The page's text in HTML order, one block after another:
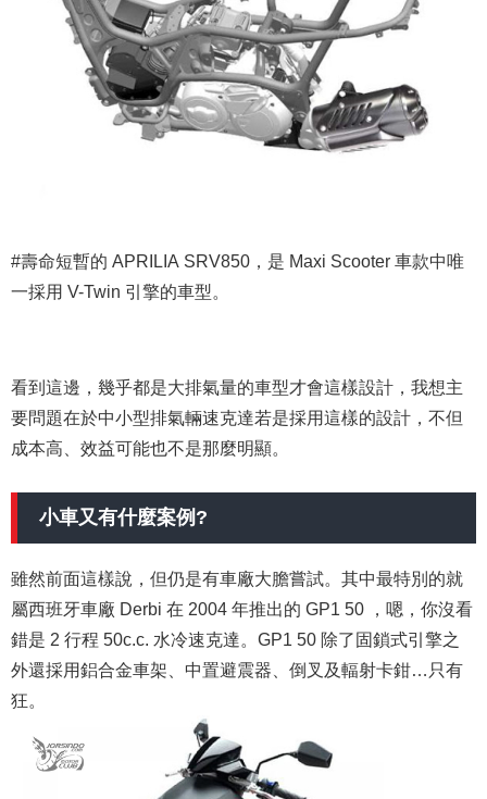
#壽命短暫的 APRILIA SRV850，是 Maxi Scooter 車款中唯
一採用 V-Twin 引擎的車型。
看到這邊，幾乎都是大排氣量的車型才會這樣設計，我想主
要問題在於中小型排氣輛速克達若是採用這樣的設計，不但
成本高、效益可能也不是那麼明顯。
小車又有什麼案例?
雖然前面這樣說，但仍是有車廠大膽嘗試。其中最特別的就
屬西班牙車廠 Derbi 在 2004 年推出的 GP1 50 ，嗯，你沒看
錯是 2 行程 50c.c. 水冷速克達。GP1 50 除了固鎖式引擎之
外還採用鋁合金車架、中置避震器、倒叉及輻射卡鉗…只有
狂。